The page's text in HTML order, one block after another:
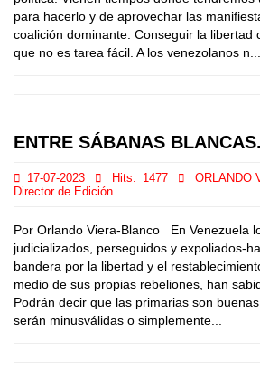
para hacerlo y de aprovechar las
coalición dominante. Conseguir la libertad
que no es tarea fácil. A los venezolanos n...
ENTRE SÁBANAS
17-07-2023 Hits: 1477
ORLANDO
Director de Edición
Por Orlando Viera-Blanco En Venezuela
judicializados, perseguidos y expoliados-
bandera por la libertad y el
medio de sus propias rebeliones, han
Podrán decir que las primarias son
serán minusválidas o simplemente...